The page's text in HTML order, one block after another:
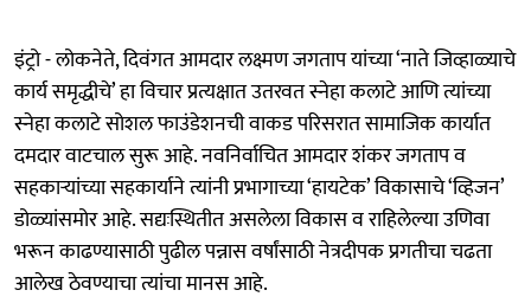
इंट्रो - लोकनेते, दिवंगत आमदार लक्ष्मण जगताप यांच्या ‘नाते जिव्हाळ्याचे
कार्य समृद्धीचे’ हा विचार प्रत्यक्षात उतरवत स्नेहा कलाटे आणि त्यांच्या
स्नेहा कलाटे सोशल फाउंडेशनची वाकड परिसरात सामाजिक कार्यात
दमदार वाटचाल सुरू आहे. नवनिर्वाचित आमदार शंकर जगताप व
सहकाऱ्यांच्या सहकार्याने त्यांनी प्रभागाच्या ‘हायटेक’ विकासाचे ‘व्हिजन’
डोळ्यांसमोर आहे. सद्यःस्थितीत असलेला विकास व राहिलेल्या उणिवा
भरून काढण्यासाठी पुढील पन्नास वर्षांसाठी नेत्रदीपक प्रगतीचा चढता
आलेख ठेवण्याचा त्यांचा मानस आहे.